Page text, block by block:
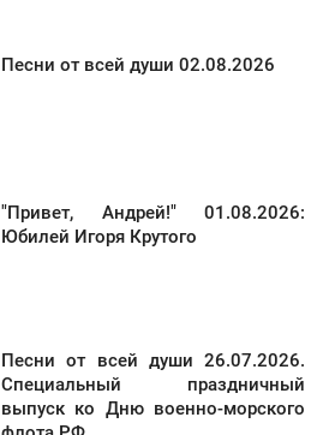
Песни от всей души 02.08.2026
"Привет, Андрей!" 01.08.2026:
Юбилей Игоря Крутого
Песни от всей души 26.07.2026.
Специальный праздничный
выпуск ко Дню военно-морского